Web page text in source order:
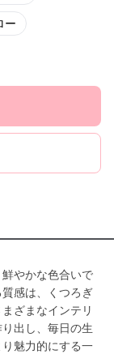
ー
やかな色合いで
感は、くつろぎ
ざまなインテリ
出し、毎日の生
魅力的にする一